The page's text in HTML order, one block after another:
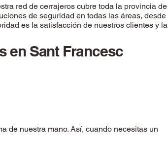
red de cerrajeros cubre toda la provincia de
de seguridad en todas las áreas, desde
es la satisfacción de nuestros clientes y la
en Sant Francesc
de nuestra mano. Así, cuando necesitas un